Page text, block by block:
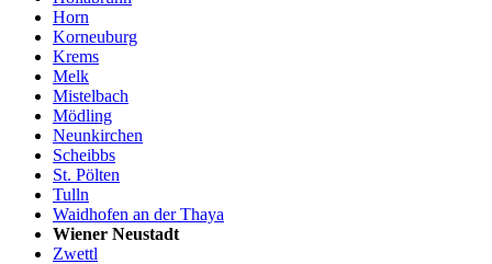
Horn
Korneuburg
Krems
Melk
Mistelbach
Mödling
Neunkirchen
Scheibbs
St. Pölten
Tulln
Waidhofen an der Thaya
Wiener Neustadt
Zwettl